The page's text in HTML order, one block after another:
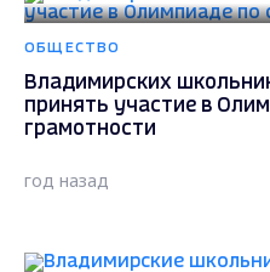
ОБЩЕСТВО
Владимирских
принять участие в
грамотности
год назад